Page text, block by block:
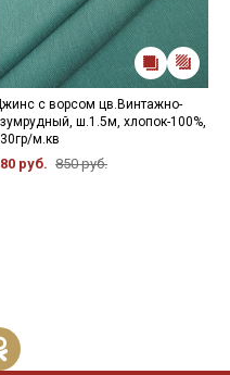
с ворсом цв.Винтажно-
ш.1.5м, хлопок-100%,
м.кв
руб. 850 руб.